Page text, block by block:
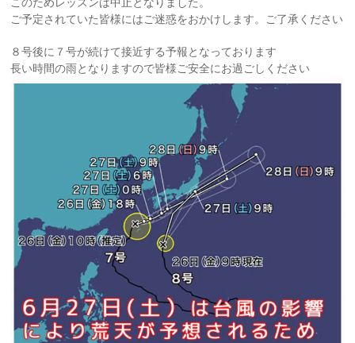
ご予定されていた皆様にはご迷惑をおかけします。ご了承ください
８号後に７号が続けて接近する予報となっております
長い時間の雨となりますので皆様ご安全にお過ごしください